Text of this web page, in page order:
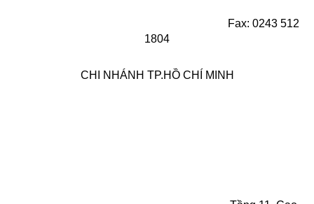
Fax: 0243 512
1804
CHI NHÁNH TP.HỒ CHÍ MINH